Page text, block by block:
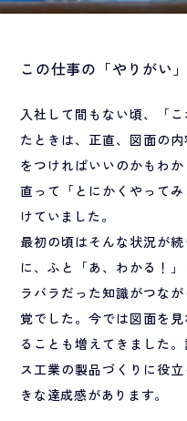
この仕事の「やりがい
入社して間もない頃、「
たときは、正直、図面の
をつければいいのかもわ
直って「とにかくやって
けていました。
最初の頃はそんな状況が
に、ふと「あ、わかる！
ラバラだった知識がつな
覚でした。今では図面を
ることも増えてきました
ス工業の製品づくりに役
きな達成感があります。